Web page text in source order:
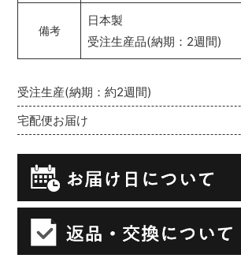
受注生産(納期：約2週間)
宅配便お届け
備考
日本製
受注生産品(納期：2週間)